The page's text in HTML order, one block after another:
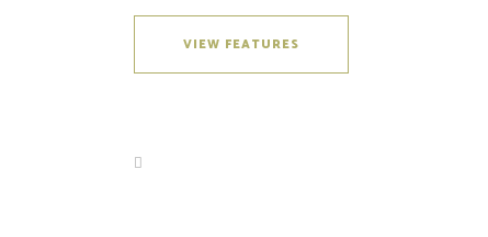
VIEW FEATURES